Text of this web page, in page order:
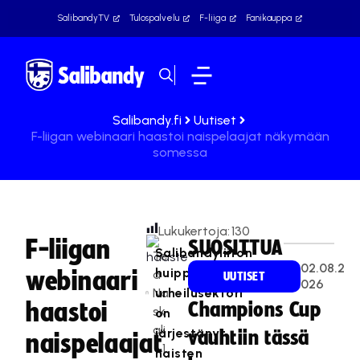
SalibandyTV Tulospalvelu F-liiga Fanikauppa
Salibandy.fi
Uutiset
F-liigan webinaari haastoi naispelaajat näkymään
somessa
F-liigan
webinaari
haastoi
naispelaajat
Te
a
Na
sk
ali
1
Lukukertoja:130
Salibandyliiton
huippu-
urheilusektori
on
järjestänyt
naisten
SUOSITTUA
UUTISET
02.08.2
026
Champions Cup
vauhtiin tässä